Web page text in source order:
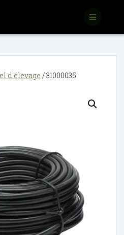
d'élevage / 31000035